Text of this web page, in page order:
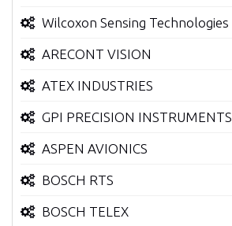
Wilcoxon Sensing Technologies
ARECONT VISION
ATEX INDUSTRIES
GPI PRECISION INSTRUMENTS
ASPEN AVIONICS
BOSCH RTS
BOSCH TELEX